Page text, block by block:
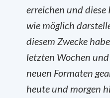
erreichen und
wie möglich
diesem Zwecke
letzten Wochen
neuen Formaten
heute und morgen